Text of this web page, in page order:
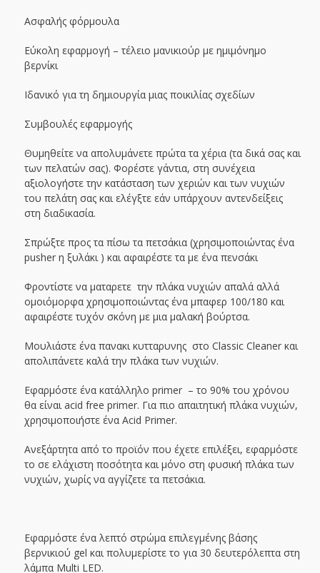
Ασφαλής φόρμουλα
Εύκολη εφαρμογή – τέλειο μανικιούρ με ημιμόνημο
βερνίκι
Ιδανικό για τη δημιουργία μιας ποικιλίας σχεδίων
Συμβουλές εφαρμογής
Θυμηθείτε να απολυμάνετε πρώτα τα χέρια (τα δικά σας και
των πελατών σας). Φορέστε γάντια, στη συνέχεια
αξιολογήστε την κατάσταση των χεριών και των νυχιών
του πελάτη σας και ελέγξτε εάν υπάρχουν αντενδείξεις
στη διαδικασία.
Σπρώξτε προς τα πίσω τα πετσάκια (χρησιμοποιώντας ένα
pusher η ξυλάκι ) και αφαιρέστε τα με ένα πενσάκι
Φροντίστε να ματαρετε την πλάκα νυχιών απαλά αλλά
ομοιόμορφα χρησιμοποιώντας ένα μπαφερ 100/180 και
αφαιρέστε τυχόν σκόνη με μια μαλακή βούρτσα.
Μουλιάστε ένα πανακι κυτταρυνης στο Classic Cleaner και
απολιπάνετε καλά την πλάκα των νυχιών.
Εφαρμόστε ένα κατάλληλο primer – το 90% του χρόνου
θα είναι acid free primer. Για πιο απαιτητική πλάκα νυχιών,
χρησιμοποιήστε ένα Acid Primer.
Ανεξάρτητα από το προϊόν που έχετε επιλέξει, εφαρμόστε
το σε ελάχιστη ποσότητα και μόνο στη φυσική πλάκα των
νυχιών, χωρίς να αγγίζετε τα πετσάκια.
Εφαρμόστε ένα λεπτό στρώμα επιλεγμένης βάσης
βερνικιού gel και πολυμερίστε το για 30 δευτερόλεπτα στη
λάμπα Multi LED.